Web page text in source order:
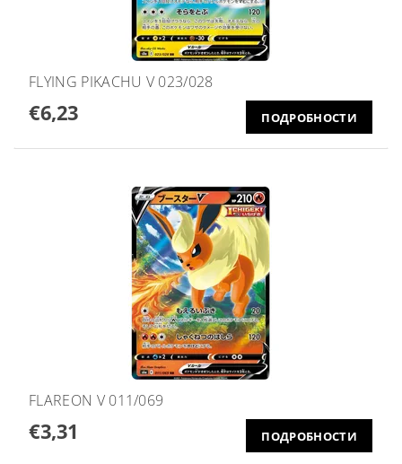
FLYING PIKACHU V 023/028
€6,23 ПОДРОБНОСТИ
FLAREON V 011/069
€3,31 ПОДРОБНОСТИ